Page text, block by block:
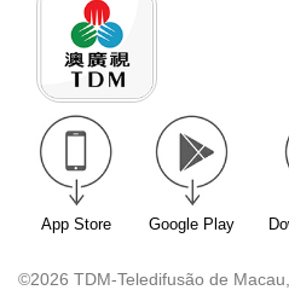
App Store Google Play
©2026 TDM-Teledifusão de